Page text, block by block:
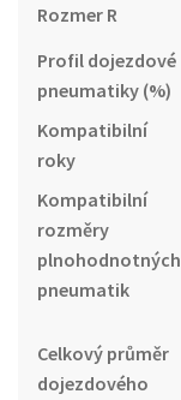
Rozmer R
Profil dojezdové
pneumatiky (%)
Kompatibilní
roky
Kompatibilní
rozměry
plnohodnotných
pneumatik
Celkový průměr
dojezdového